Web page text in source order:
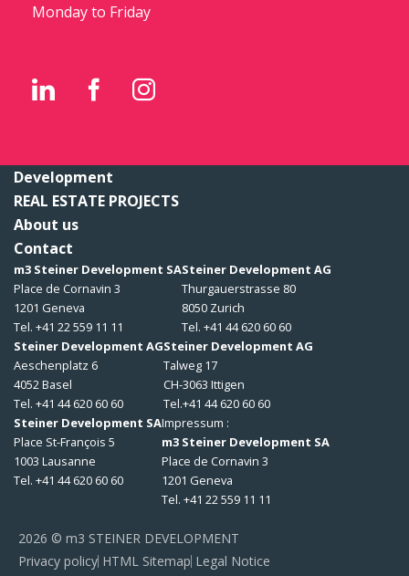
Monday to Friday
Development
REAL ESTATE PROJECTS
About us
Contact
m3 Steiner Development SA
Place de Cornavin 3
1201 Geneva
Tel. +41 22 559 11 11
Steiner Development AG
Thurgauerstrasse 80
8050 Zurich
Tel. +41 44 620 60 60
Steiner Development AG
Aeschenplatz 6
4052 Basel
Tel. +41 44 620 60 60
Steiner Development AG
Talweg 17
CH-3063 Ittigen
Tel.+41 44 620 60 60
Steiner Development SA
Place St-François 5
1003 Lausanne
Tel. +41 44 620 60 60
Impressum :
m3 Steiner Development SA
Place de Cornavin 3
1201 Geneva
Tel. +41 22 559 11 11
2026 © m3 STEINER DEVELOPMENT
Privacy policy HTML Sitemap Legal Notice